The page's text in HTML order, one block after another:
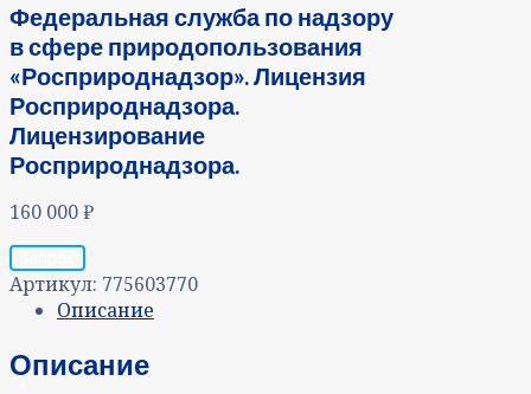
Федеральная служба по надзору
в сфере природопользования
«Росприроднадзор». Лицензия
Росприроднадзора.
Лицензирование
Росприроднадзора.
160 000₽
Артикул: 775603770
Описание
Описание